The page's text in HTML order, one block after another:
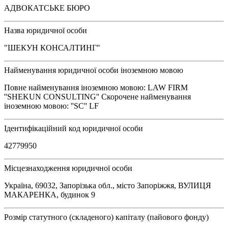
АДВОКАТСЬКЕ БЮРО
Назва юридичної особи
"ШЕКУН КОНСАЛТИНГ"
Найменування юридичної особи іноземною мовою
Повне найменування іноземною мовою: LAW FIRM
''SHEKUN CONSULTING'' Скорочене найменування
іноземною мовою: ''SC'' LF
Ідентифікаційний код юридичної особи
42779950
Місцезнаходження юридичної особи
Україна, 69032, Запорізька обл., місто Запоріжжя, ВУЛИЦЯ
МАКАРЕНКА, будинок 9
Розмір статутного (складеного) капіталу (пайового фонду)